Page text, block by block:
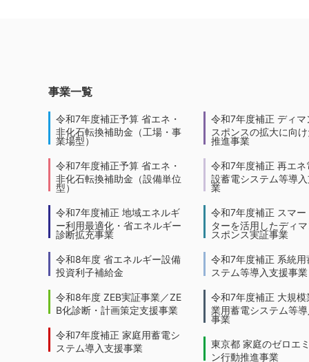
事業一覧
令和7年度補正予算 省エネ・
非化石転換補助金（工場・事
業場型）
令和7年度補正予算 省エネ・
非化石転換補助金（設備単位
型）
令和7年度補正 地域エネルギ
ー利用最適化・省エネルギー
診断拡充事業
令和8年度 省エネルギー設備
投資利子補給金
令和8年度 ZEB実証事業／ZE
B化診断・計画策定支援事業
令和7年度補正 家庭用蓄電シ
ステム導入支援事業
令和7年度補正 ディマ
スポンスの拡大に向
推進事業
令和7年度補正 再エネ
設蓄電システム等導
業
令和7年度補正 スマー
ターを活用したディ
スポンス実証事業
令和7年度補正 系統用
ステム等導入支援事業
令和7年度補正 大規模
業用蓄電システム等
事業
東京都 家庭のゼロエ
ン行動推進事業